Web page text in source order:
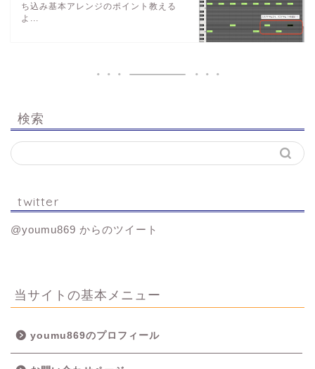
ち込み基本アレンジのポイント教える
よ...
検索
twitter
@youmu869 からのツイート
当サイトの基本メニュー
youmu869のプロフィール